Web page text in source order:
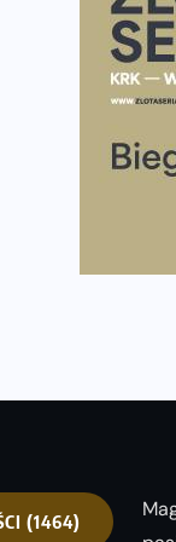
Tętno vs tempo
Co ma dużo
Rozbiegany
Już w tę sobotę
(1464)